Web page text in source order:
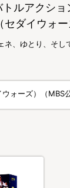
トルアクシ
セダイウォ
ネ、ゆとり、そし
ォーズ）（MBS